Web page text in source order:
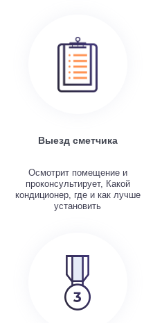
Выезд сметчика
Осмотрит помещение и
проконсультирует, Какой
кондиционер, где и как лучше
установить